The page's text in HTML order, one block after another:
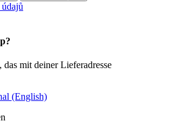
, das mit deiner Lieferadresse
(English)